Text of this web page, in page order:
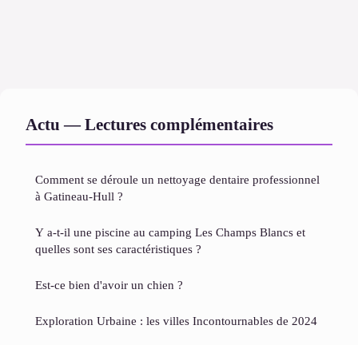
Actu — Lectures complémentaires
Comment se déroule un nettoyage dentaire professionnel
à Gatineau-Hull ?
Y a-t-il une piscine au camping Les Champs Blancs et
quelles sont ses caractéristiques ?
Est-ce bien d'avoir un chien ?
Exploration Urbaine : les villes Incontournables de 2024